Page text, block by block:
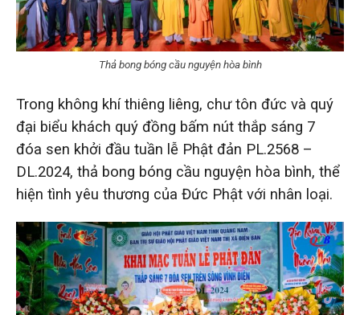
Thả bong bóng cầu nguyện hòa bình
Trong không khí thiêng liêng, chư tôn đức và quý
đại biểu khách quý đồng bấm nút thắp sáng 7
đóa sen khởi đầu tuần lễ Phật đản PL.2568 –
DL.2024, thả bong bóng cầu nguyện hòa bình, thể
hiện tình yêu thương của Đức Phật với nhân loại.